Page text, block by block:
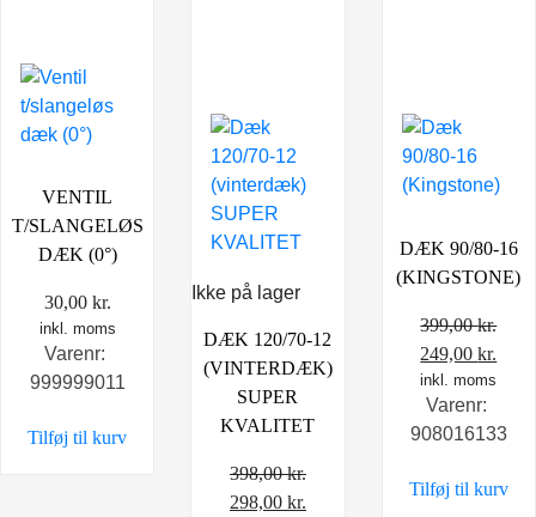
VENTIL
T/SLANGELØS
DÆK (0°)
30,00 kr.
inkl. moms
Varenr:
999999011
Tilføj til kurv
Ikke på lager
DÆK 120/70-12
(VINTERDÆK)
SUPER
KVALITET
398,00kr.
Den
298,00 kr.
DÆK 90/80-16
(KINGSTONE)
399,00kr.
Den
oprindelige
pris
var:
249,00kr.
er:
inkl. moms
Varenr:
908016133
Tilføj til kurv